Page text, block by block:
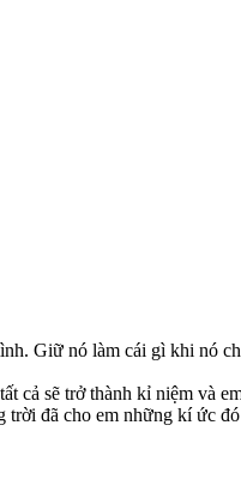
Giữ nó làm cái gì khi nó
cả sẽ trở thành kỉ niệm và
đã cho em những kí ức